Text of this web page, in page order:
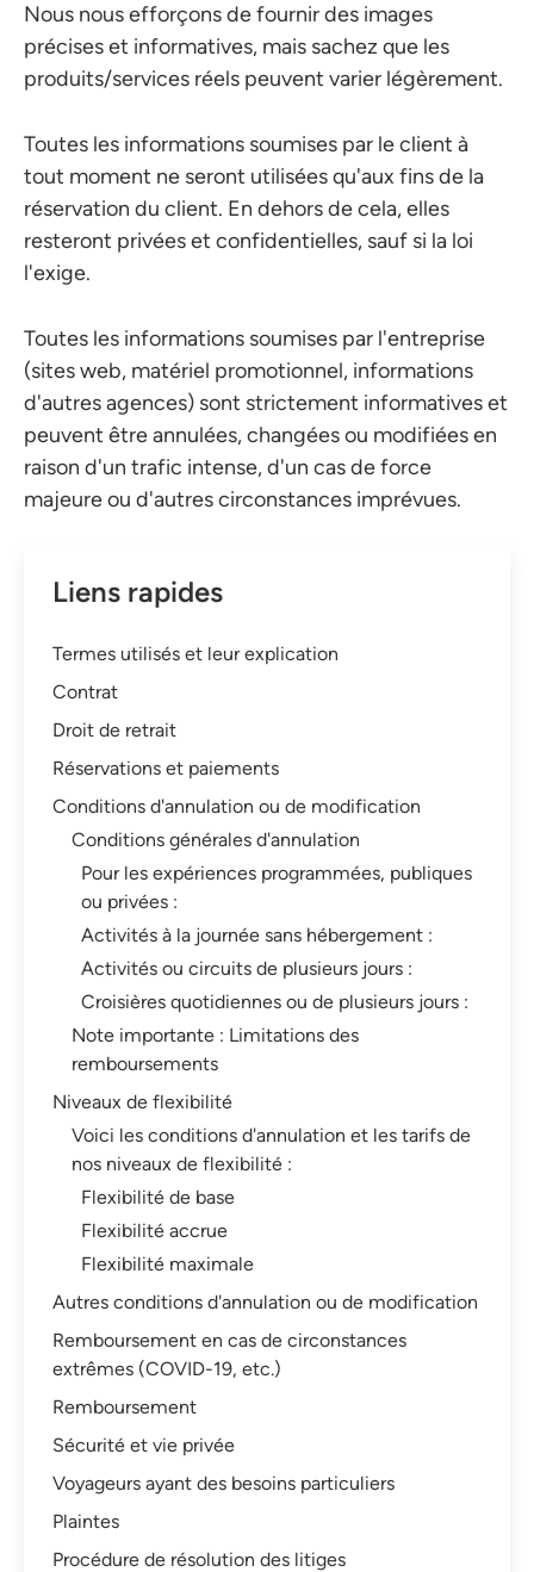
Nous nous efforçons de fournir des images
précises et informatives, mais sachez que les
produits/services réels peuvent varier légèrement.
Toutes les informations soumises par le client à
tout moment ne seront utilisées qu'aux fins de la
réservation du client. En dehors de cela, elles
resteront privées et confidentielles, sauf si la loi
l'exige.
Toutes les informations soumises par l'entreprise
(sites web, matériel promotionnel, informations
d'autres agences) sont strictement informatives et
peuvent être annulées, changées ou modifiées en
raison d'un trafic intense, d'un cas de force
majeure ou d'autres circonstances imprévues.
Liens rapides
Termes utilisés et leur explication
Contrat
Droit de retrait
Réservations et paiements
Conditions d'annulation ou de modification
Conditions générales d'annulation
Pour les expériences programmées, publiques
ou privées :
Activités à la journée sans hébergement :
Activités ou circuits de plusieurs jours :
Croisières quotidiennes ou de plusieurs jours :
Note importante : Limitations des
remboursements
Niveaux de flexibilité
Voici les conditions d'annulation et les tarifs de
nos niveaux de flexibilité :
Flexibilité de base
Flexibilité accrue
Flexibilité maximale
Autres conditions d'annulation ou de modification
Remboursement en cas de circonstances
extrêmes (COVID-19, etc.)
Remboursement
Sécurité et vie privée
Voyageurs ayant des besoins particuliers
Plaintes
Procédure de résolution des litiges